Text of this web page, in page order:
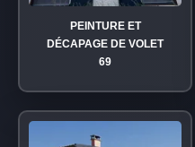
PEINTURE ET
DÉCAPAGE DE VOLET
69